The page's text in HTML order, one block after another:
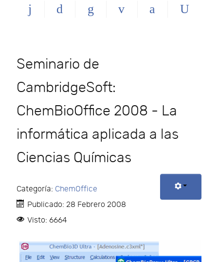
Seminario de
CambridgeSoft:
ChemBioOffice 2008 - La
informática aplicada a las
Ciencias Químicas
Categoría: ChemOffice
Publicado: 28 Febrero 2008
Visto: 6664